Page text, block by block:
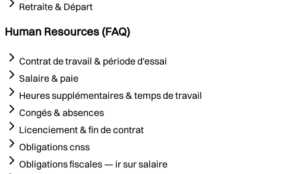
Retraite & Départ
Human Resources (FAQ)
Contrat de travail & période d'essai
Salaire & paie
Heures supplémentaires & temps de travail
Congés & absences
Licenciement & fin de contrat
Obligations cnss
Obligations fiscales — ir sur salaire